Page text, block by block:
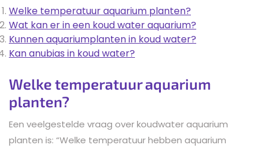
Welke temperatuur aquarium planten?
Wat kan er in een koud water aquarium?
Kunnen aquariumplanten in koud water?
Kan anubias in koud water?
Welke temperatuur aquarium
planten?
Een veelgestelde vraag over koudwater aquarium
planten is: “Welke temperatuur hebben aquarium